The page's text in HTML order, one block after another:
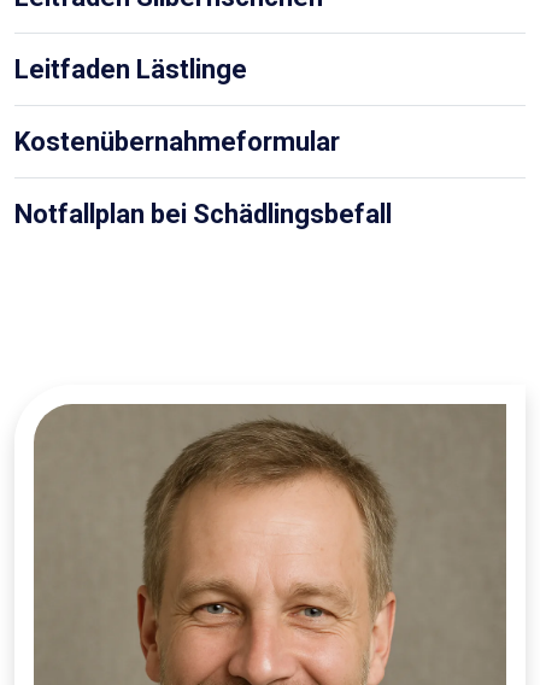
Leitfaden Lästlinge
Kostenübernahmeformular
Notfallplan bei Schädlingsbefall